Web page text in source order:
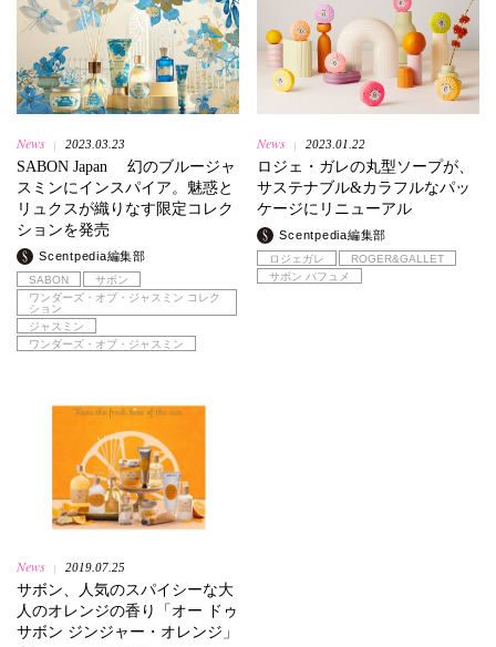
News 2023.03.23
SABON Japan 幻のブルージャ
スミンにインスパイア。魅惑と
リュクスが織りなす限定コレク
ションを発売
Scentpedia編集部
SABON
サボン
ワンダーズ・オブ・ジャスミン コレク
ション
ジャスミン
ワンダーズ・オブ・ジャスミン
News 2023.01.22
ロジェ・ガレの丸型ソープが、
サステナブル&カラフルなパッ
ケージにリニューアル
Scentpedia編集部
ロジェガレ
ROGER&GALLET
サボン パフュメ
News 2019.07.25
サボン、人気のスパイシーな大
人のオレンジの香り「オー ドゥ
サボン ジンジャー・オレンジ」